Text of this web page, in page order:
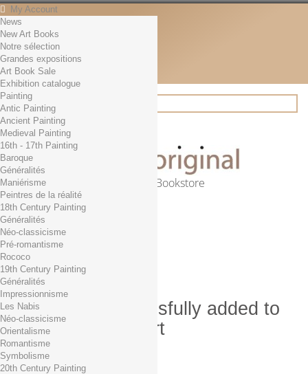
My Account
Contact
English
English
Français
News
Search
Online Art Bookstore
Cart (empty)
No products
Free shipping!
0,00 € Total
Check out
Product successfully added to
your shopping cart
Quantity
Total
News
New Art Books
Notre sélection
Grandes expositions
Art Book Sale
Exhibition catalogue
Painting
Antic Painting
Ancient Painting
Medieval Painting
16th - 17th Painting
Baroque
Généralités
Maniérisme
Peintres de la réalité
18th Century Painting
Généralités
Néo-classicisme
Pré-romantisme
Rococo
19th Century Painting
Généralités
Impressionnisme
Les Nabis
Néo-classicisme
Orientalisme
Romantisme
Symbolisme
20th Century Painting